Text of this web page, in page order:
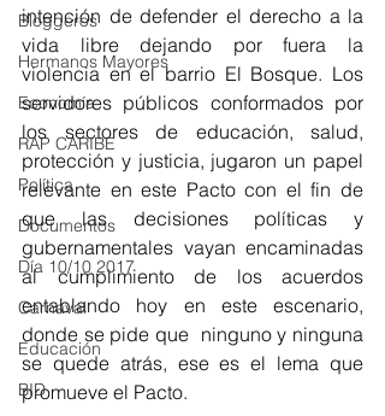
Bloggeros
Hermanos Mayores
Economía
RAP CARIBE
Política
Documentos
Día 10/10 2017
Carnaval
Educación
BID
intención de defender el derecho a la
vida libre dejando por fuera la
violencia en el barrio El Bosque. Los
servidores públicos conformados por
los sectores de educación, salud,
protección y justicia, jugaron un papel
relevante en este Pacto con el fin de
que las decisiones políticas y
gubernamentales vayan encaminadas
al cumplimiento de los acuerdos
entablando hoy en este escenario,
donde se pide que  ninguno y ninguna
se quede atrás, ese es el lema que
promueve el Pacto.